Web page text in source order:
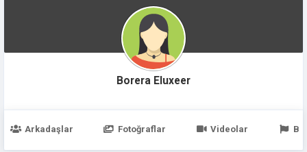
Borera Eluxeer
Arkadaşlar Fotoğraflar Videolar